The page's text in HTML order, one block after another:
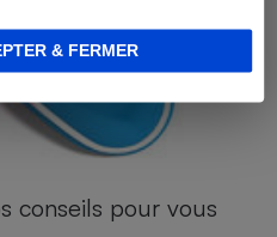
& FERMER
conseils pour vous